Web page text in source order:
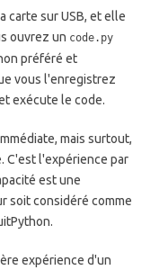
carte sur USB, et elle
ouvrez un code.py
préféré et
vous l'enregistrez
exécute le code.
mais surtout,
C'est l'expérience par
est une
soit considéré comme
expérience d'un